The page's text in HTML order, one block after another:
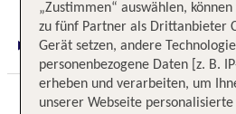
Digitaler und telefonischer
„Zustimmen“ auswählen,
zu fünf Partner als Drittanbieter
Gerät setzen, andere
personenbezogene Daten [z. B.
erheben und verarbeiten, um
unserer Webseite